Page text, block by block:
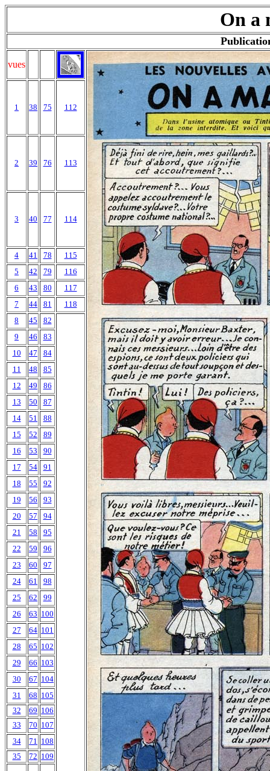
On a
vues
1 38 75 112
2 39 76 113
3 40 77 114
4 41 78
115
5
42 79
116
6
43 80
117
7
44 81
118
8
45
82
9
46
83
10
47
84
11
48
85
12
49
86
13
50
87
14
51
88
15
52
89
16
53
90
17
54
91
18
55
92
19
56
93
20
57
94
21
58
95
22
59
96
23
60
97
24
61
98
25
62
99
26
63 100
27
64 101
28
65 102
29
66 103
30
67 104
31
68 105
32
69 106
33
70 107
34
71 108
35
72 109